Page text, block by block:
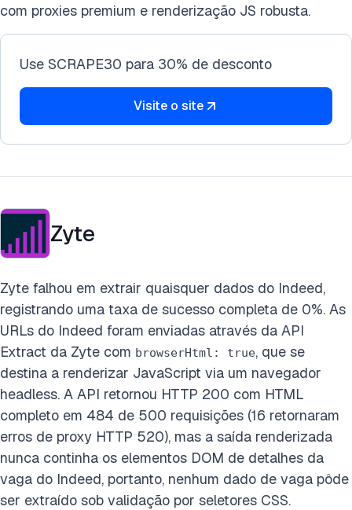
com proxies premium e renderização JS robusta.
Use SCRAPE30 para 30% de desconto
Visite o site
Zyte
Zyte falhou em extrair quaisquer dados do Indeed,
registrando uma taxa de sucesso completa de 0%. As
URLs do Indeed foram enviadas através da API
Extract da Zyte com browserHtml: true, que se
destina a renderizar JavaScript via um navegador
headless. A API retornou HTTP 200 com HTML
completo em 484 de 500 requisições (16 retornaram
erros de proxy HTTP 520), mas a saída renderizada
nunca continha os elementos DOM de detalhes da
vaga do Indeed, portanto, nenhum dado de vaga pôde
ser extraído sob validação por seletores CSS.